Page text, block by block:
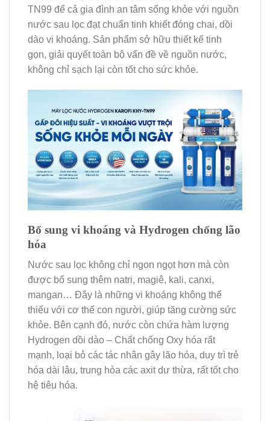
TN99 để cả gia đình an tâm sống khỏe với nguồn
nước sau lọc đạt chuẩn tinh khiết đóng chai, dồi
dào vi khoáng. Sản phẩm sở hữu thiết kế tinh
gọn, giải quyết toàn bộ vấn đề về nguồn nước,
không chỉ sạch lại còn tốt cho sức khỏe.
Bổ sung vi khoáng và Hydrogen chống lão
hóa
Nước sau lọc không chỉ ngon ngọt hơn mà còn
được bổ sung thêm natri, magiê, kali, canxi,
mangan… Đây là những vi khoáng không thể
thiếu với cơ thể con người, giúp tăng cường sức
khỏe. Bên cạnh đó, nước còn chứa hàm lượng
Hydrogen dồi dào – Chất chống Oxy hóa rất
mạnh, loại bỏ các tác nhân gây lão hóa, duy trì trẻ
hóa dài lâu, trung hòa các axit dư thừa, rất tốt cho
hệ tiêu hóa.